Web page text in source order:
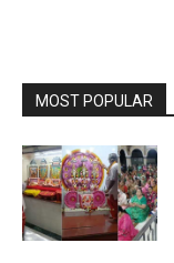
MOST POPULAR